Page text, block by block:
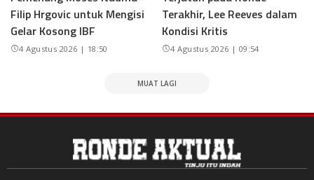
Filip Hrgovic untuk Mengisi
Gelar Kosong IBF
4 Agustus 2026 | 18:50
Terakhir, Lee Reeves dalam
Kondisi Kritis
4 Agustus 2026 | 09:54
MUAT LAGI